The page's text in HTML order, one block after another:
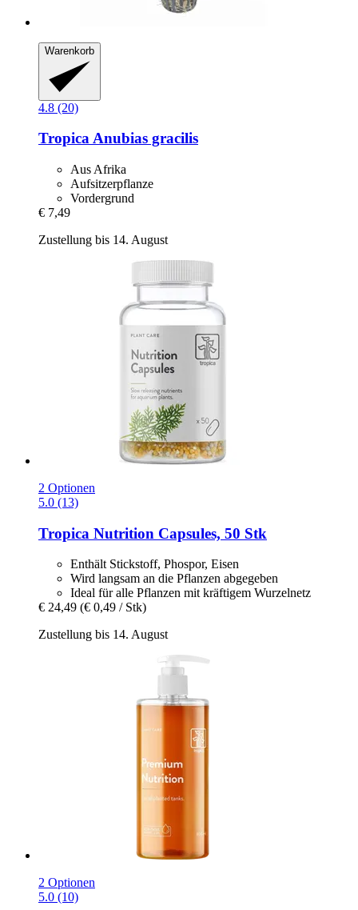
Warenkorb
4.8 (20)
TropicaAnubias gracilis
Aus Afrika
Aufsitzerpflanze
Vordergrund
€ 7,49
Zustellung bis 14. August
2 Optionen
5.0 (13)
Tropica Nutrition Capsules, 50 Stk
Enthält Stickstoff, Phospor, Eisen
Wird langsam an die Pflanzen abgegeben
Ideal für alle Pflanzen mit kräftigem Wurzelnetz
€ 24,49 (€ 0,49 / Stk)
Zustellung bis 14. August
2 Optionen
5.0 (10)